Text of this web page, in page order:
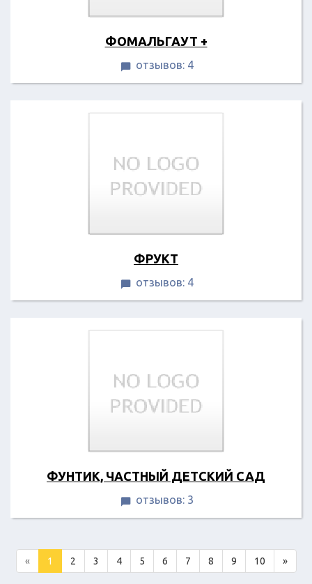
ФОМАЛЬГАУТ +
 отзывов: 4
ФРУКТ
 отзывов: 4
ФУНТИК, ЧАСТНЫЙ ДЕТСКИЙ САД
 отзывов: 3
« 1 2 3 4 5 6 7 8 9 10 »